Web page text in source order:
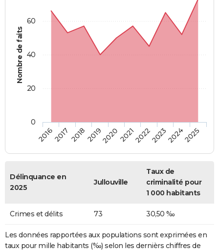
Nombre de faits
20162017 20182019202020212022202320242025
0
20
40
60
Délinquance en
2025
Jullouville
Taux de
criminalité pour
1 000 habitants
Crimes et délits 73 30,50 ‰
Les données rapportées aux populations sont exprimées en
taux pour mille habitants (‰) selon les dernièrs chiffres de